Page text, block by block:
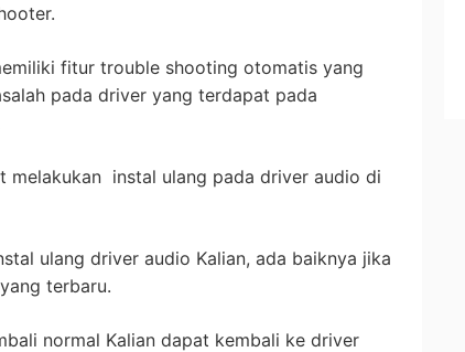
fitur trouble shooting otomatis yang
pada driver yang terdapat pada
melakukan instal ulang pada driver audio di
ulang driver audio Kalian, ada baiknya jika
terbaru.
normal Kalian dapat kembali ke driver